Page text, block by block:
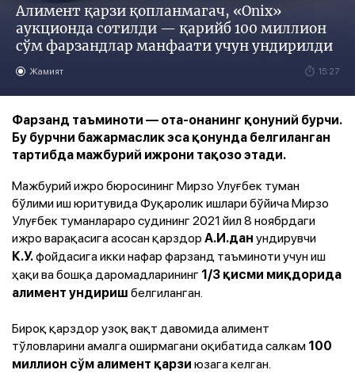
Алимент қарзи қопланмагач, «Onix»
аукционда сотилди — қарийб 100 миллион
сўм фарзандлар манфаати учун ундирилди
Жамият 15:27
Фарзанд таъминоти — ота-онанинг қонуний бурчи.
Бу бурчни бажармаслик эса қонунда белгиланган
тартибда мажбурий ижрони тақозо этади.
Мажбурий ижро бюросининг Мирзо Улуғбек туман
бўлими иш юритувида Фуқаролик ишлари бўйича Мирзо
Улуғбек туманлараро судининг 2021 йил 8 ноябрдаги
ижро варақасига асосан қарздор А.И.дан ундирувчи
К.У.фойдасига икки нафар фарзанд таъминоти учун иш
ҳақи ва бошқа даромадларининг 1/3 қисми миқдорида
алимент ундириш белгиланган.
Бироқ қарздор узоқ вақт давомида алимент
тўловларини амалга оширмагани оқибатида салкам 100
миллион сўм алимент қарзи юзага келган.